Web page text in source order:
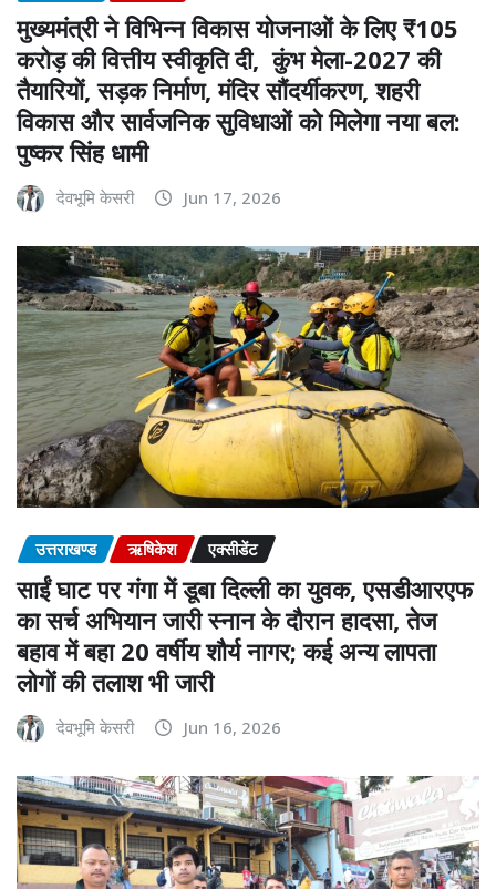
मुख्यमंत्री ने विभिन्न विकास योजनाओं के लिए ₹105
करोड़ की वित्तीय स्वीकृति दी, कुंभ मेला-2027 की
तैयारियों, सड़क निर्माण, मंदिर सौंदर्यीकरण, शहरी
विकास और सार्वजनिक सुविधाओं को मिलेगा नया बल:
पुष्कर सिंह धामी
देवभूमि केसरी Jun 17, 2026
उत्तराखण्ड ऋषिकेश एक्सीडेंट
साईं घाट पर गंगा में डूबा दिल्ली का युवक, एसडीआरएफ
का सर्च अभियान जारी स्नान के दौरान हादसा, तेज
बहाव में बहा 20 वर्षीय शौर्य नागर; कई अन्य लापता
लोगों की तलाश भी जारी
देवभूमि केसरी Jun 16, 2026